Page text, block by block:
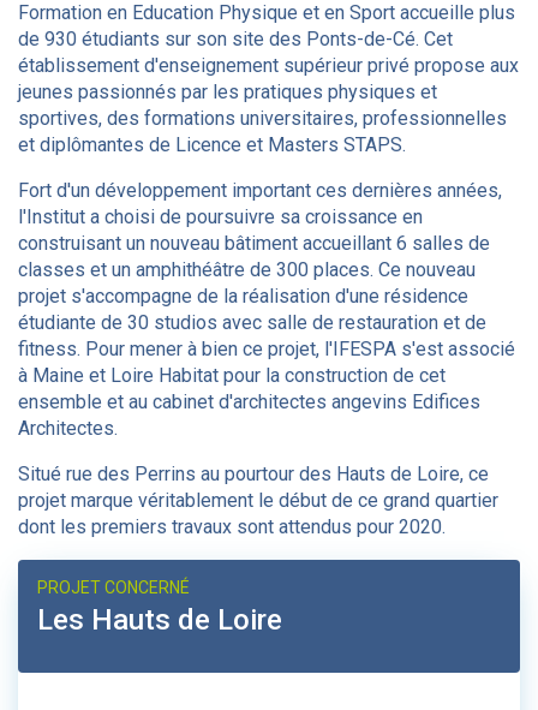
Formation en Education Physique et en Sport accueille plus
de 930 étudiants sur son site des Ponts-de-Cé. Cet
établissement d'enseignement supérieur privé propose aux
jeunes passionnés par les pratiques physiques et
sportives, des formations universitaires, professionnelles
et diplômantes de Licence et Masters STAPS.
Fort d'un développement important ces dernières années,
l'Institut a choisi de poursuivre sa croissance en
construisant un nouveau bâtiment accueillant 6 salles de
classes et un amphithéâtre de 300 places. Ce nouveau
projet s'accompagne de la réalisation d'une résidence
étudiante de 30 studios avec salle de restauration et de
fitness. Pour mener à bien ce projet, l'IFESPA s'est associé
à Maine et Loire Habitat pour la construction de cet
ensemble et au cabinet d'architectes angevins Edifices
Architectes.
Situé rue des Perrins au pourtour des Hauts de Loire, ce
projet marque véritablement le début de ce grand quartier
dont les premiers travaux sont attendus pour 2020.
PROJET CONCERNÉ
Les Hauts de Loire